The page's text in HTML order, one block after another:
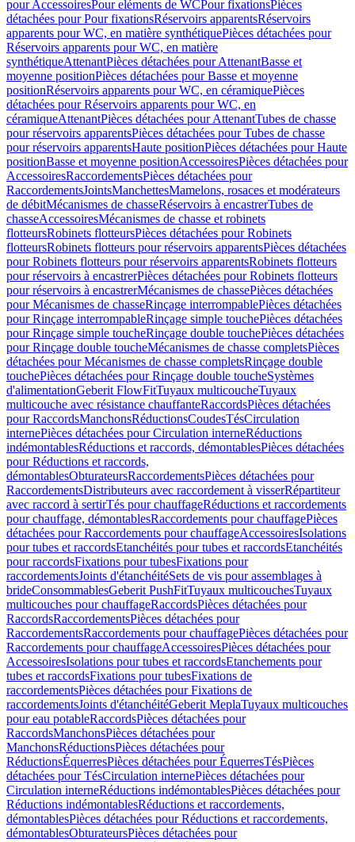
pour AccessoiresPour eléments de WCPour fixationsPièces
détachées pour Pour fixationsRéservoirs apparentsRéservoirs
apparents pour WC, en matière synthétiquePièces détachées pour
Réservoirs apparents pour WC, en matière
synthétiqueAttenantPièces détachées pour AttenantBasse et
moyenne positionPièces détachées pour Basse et moyenne
positionRéservoirs apparents pour WC, en céramiquePièces
détachées pour Réservoirs apparents pour WC, en
céramiqueAttenantPièces détachées pour AttenantTubes de chasse
pour réservoirs apparentsPièces détachées pour Tubes de chasse
pour réservoirs apparentsHaute positionPièces détachées pour Haute
positionBasse et moyenne positionAccessoiresPièces détachées pour
AccessoiresRaccordementsPièces détachées pour
RaccordementsJointsManchettesMamelons, rosaces et modérateurs
de débitMécanismes de chasseRéservoirs à encastrerTubes de
chasseAccessoiresMécanismes de chasse et robinets
flotteursRobinets flotteursPièces détachées pour Robinets
flotteursRobinets flotteurs pour réservoirs apparentsPièces détachées
pour Robinets flotteurs pour réservoirs apparentsRobinets flotteurs
pour réservoirs à encastrerPièces détachées pour Robinets flotteurs
pour réservoirs à encastrerMécanismes de chassePièces détachées
pour Mécanismes de chasseRinçage interrompablePièces détachées
pour Rinçage interrompableRinçage simple touchePièces détachées
pour Rinçage simple toucheRinçage double touchePièces détachées
pour Rinçage double toucheMécanismes de chasse completsPièces
détachées pour Mécanismes de chasse completsRinçage double
touchePièces détachées pour Rinçage double toucheSystèmes
d'alimentationGeberit FlowFitTuyaux multicoucheTuyaux
multicouche avec résistance chauffanteRaccordsPièces détachées
pour RaccordsManchonsRéductionsCoudesTésCirculation
internePièces détachées pour Circulation interneRéductions
indémontablesRéductions et raccords, démontablesPièces détachées
pour Réductions et raccords,
démontablesObturateursRaccordementsPièces détachées pour
RaccordementsDistributeurs avec raccordement à visserRépartiteur
avec raccord à sertirTés pour chauffageRéductions et raccordements
pour chauffage, démontablesRaccordements pour chauffagePièces
détachées pour Raccordements pour chauffageAccessoiresIsolations
pour tubes et raccordsEtanchéités pour tubes et raccordsEtanchéités
pour raccordsFixations pour tubesFixations pour
raccordementsJoints d'étanchéitéSets de vis pour assemblages à
brideConsommablesGeberit PushFitTuyaux multicouchesTuyaux
multicouches pour chauffageRaccordsPièces détachées pour
RaccordsRaccordementsPièces détachées pour
RaccordementsRaccordements pour chauffagePièces détachées pour
Raccordements pour chauffageAccessoiresPièces détachées pour
AccessoiresIsolations pour tubes et raccordsEtanchements pour
tubes et raccordsFixations pour tubesFixations de
raccordementsPièces détachées pour Fixations de
raccordementsJoints d'étanchéitéGeberit MeplaTuyaux multicouches
pour eau potableRaccordsPièces détachées pour
RaccordsManchonsPièces détachées pour
ManchonsRéductionsPièces détachées pour
RéductionsÉquerresPièces détachées pour ÉquerresTésPièces
détachées pour TésCirculation internePièces détachées pour
Circulation interneRéductions indémontablesPièces détachées pour
Réductions indémontablesRéductions et raccordements,
démontablesPièces détachées pour Réductions et raccordements,
démontablesObturateursPièces détachées pour